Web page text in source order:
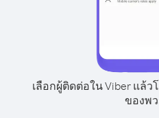
เลือกผู้ติดต่อใน Viber แล้
ของพ